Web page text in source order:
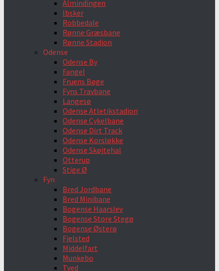
Almindingen
Ibsker
Robbedale
Rønne Græsbane
Rønne Stadion
Odense
Odense By
Fangel
Fruens Bøge
Fyns Travbane
Langesø
Odense Atletikstadion
Odense Cykelbane
Odense Dirt Track
Odense Korsløkke
Odense Skøjtehal
Otterup
Stige Ø
Fyn
Bred Jordbane
Bred Minibane
Bogense Haarslev
Bogense Store Stegø
Bogense Østerø
Fjelsted
Middelfart
Munkebo
Tved